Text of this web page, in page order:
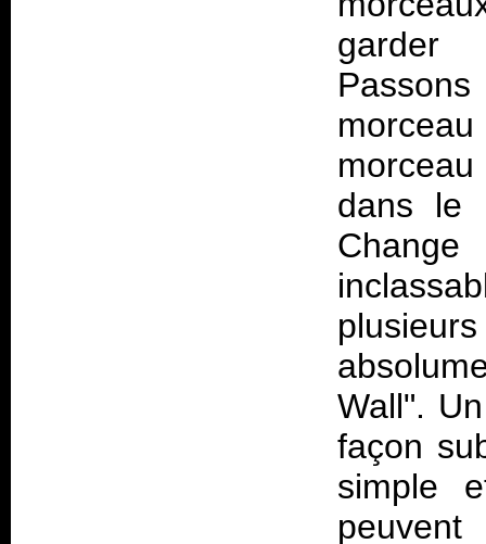
garder
dans le
Wall".
façon
simple